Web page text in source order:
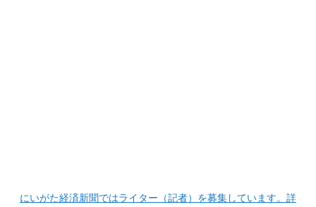
にいがた経済新聞ではライター（記者）を募集しています。詳